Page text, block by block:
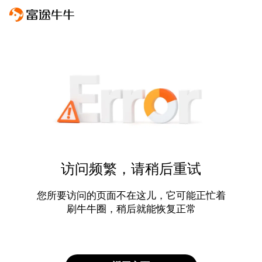
访问频繁，请稍后重试
您所要访问的页面不在这儿，它可能正忙着
刷牛牛圈，稍后就能恢复正常